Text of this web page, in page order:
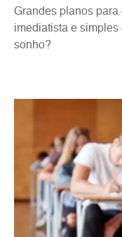
Grandes planos
imediatista e
sonho?